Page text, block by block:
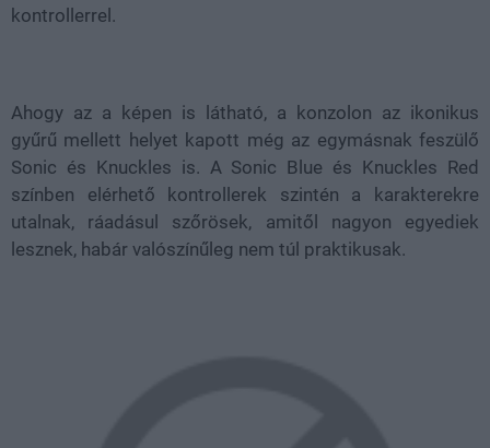
kontrollerrel.
Ahogy az a képen is látható, a konzolon az ikonikus
gyűrű mellett helyet kapott még az egymásnak feszülő
Sonic és Knuckles is. A Sonic Blue és Knuckles Red
színben elérhető kontrollerek szintén a karakterekre
utalnak, ráadásul szőrösek, amitől nagyon egyediek
lesznek, habár valószínűleg nem túl praktikusak.